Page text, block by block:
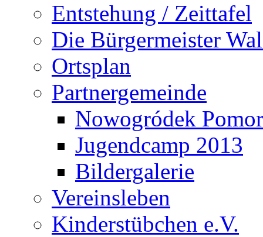
Entstehung / Zeittafel
Die Bürgermeister
Ortsplan
Partnergemeinde
Nowogródek
Jugendcamp 2013
Bildergalerie
Vereinsleben
Kinderstübchen e.V.